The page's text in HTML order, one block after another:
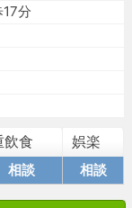
分
飲食 娯楽
相談 相談